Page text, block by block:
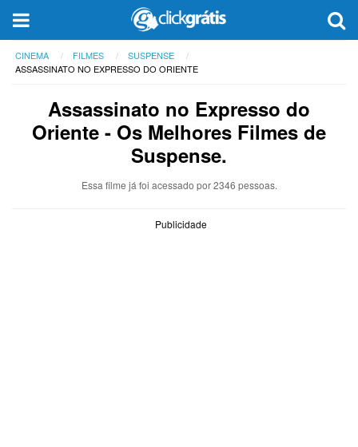
CINEMA FILMES
SUSPENSE
ASSASSINATO NO EXPRESSO DO ORIENTE
Assassinato no Expresso do
Oriente - Os Melhores Filmes de
Suspense.
Essa filme já foi acessado por 2346 pessoas.
Publicidade